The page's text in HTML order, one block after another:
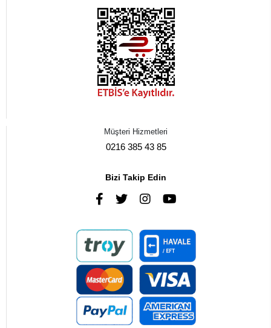
Müşteri Hizmetleri
0216 385 43 85
Bizi Takip Edin